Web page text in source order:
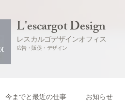
L'escargot Design
レスカルゴデザインオフィス
広告・販促・デザイン
今までと最近の仕事 お知らせ